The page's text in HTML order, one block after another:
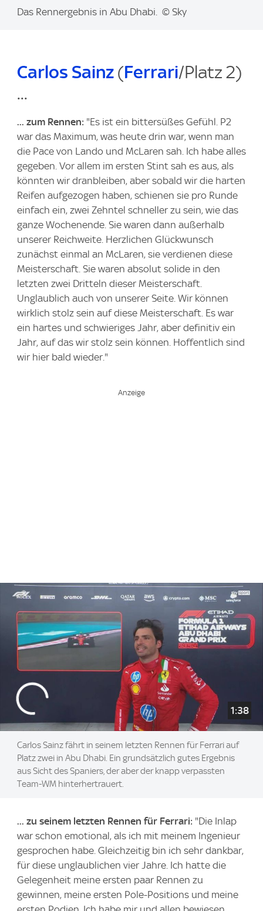
Das Rennergebnis in Abu Dhabi. © Sky
Carlos Sainz (Ferrari/Platz 2)
...
... zum Rennen: "Es ist ein bittersüßes Gefühl. P2
war das Maximum, was heute drin war, wenn man
die Pace von Lando und McLaren sah. Ich habe alles
gegeben. Vor allem im ersten Stint sah es aus, als
könnten wir dranbleiben, aber sobald wir die harten
Reifen aufgezogen haben, schienen sie pro Runde
einfach ein, zwei Zehntel schneller zu sein, wie das
ganze Wochenende. Sie waren dann außerhalb
unserer Reichweite. Herzlichen Glückwunsch
zunächst einmal an McLaren, sie verdienen diese
Meisterschaft. Sie waren absolut solide in den
letzten zwei Dritteln dieser Meisterschaft.
Unglaublich auch von unserer Seite. Wir können
wirklich stolz sein auf diese Meisterschaft. Es war
ein hartes und schwieriges Jahr, aber definitiv ein
Jahr, auf das wir stolz sein können. Hoffentlich sind
wir hier bald wieder."
1:38
Carlos Sainz fährt in seinem letzten Rennen für Ferrari auf
Platz zwei in Abu Dhabi. Ein grundsätzlich gutes Ergebnis
aus Sicht des Spaniers, der aber der knapp verpassten
Team-WM hinterhertrauert.
... zu seinem letzten Rennen für Ferrari: "Die Inlap
war schon emotional, als ich mit meinem Ingenieur
gesprochen habe. Gleichzeitig bin ich sehr dankbar,
für diese unglaublichen vier Jahre. Ich hatte die
Gelegenheit meine ersten paar Rennen zu
gewinnen, meine ersten Pole-Positions und meine